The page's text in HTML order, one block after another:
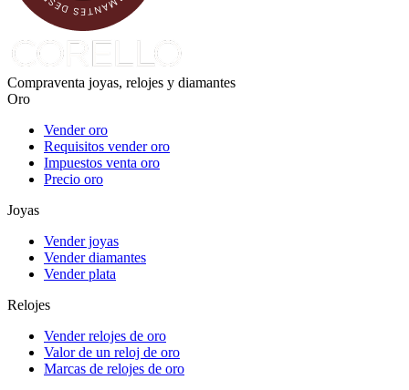
Compraventa joyas, relojes y diamantes
Oro
Vender oro
Requisitos vender oro
Impuestos venta oro
Precio oro
Joyas
Vender joyas
Vender diamantes
Vender plata
Relojes
Vender relojes de oro
Valor de un reloj de oro
Marcas de relojes de oro